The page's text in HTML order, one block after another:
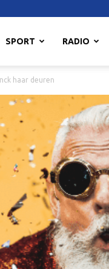
SPORT RADIO
haar deuren